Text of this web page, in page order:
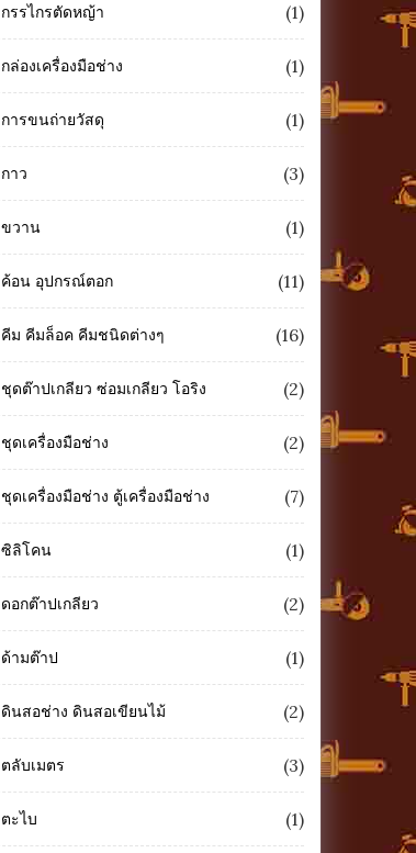
กรรไกรตัดหญ้า (1)
กล่องเครื่องมือช่าง (1)
การขนถ่ายวัสดุ (1)
กาว (3)
ขวาน (1)
ค้อน อุปกรณ์ตอก (11)
คีม คีมล็อค คีมชนิดต่างๆ (16)
ชุดต๊าปเกลียว ซ่อมเกลียว โอริง (2)
ชุดเครื่องมือช่าง (2)
ชุดเครื่องมือช่าง ตู้เครื่องมือช่าง (7)
ซิลิโคน (1)
ดอกต๊าปเกลียว (2)
ด้ามต๊าป (1)
ดินสอช่าง ดินสอเขียนไม้ (2)
ตลับเมตร (3)
ตะไบ (1)